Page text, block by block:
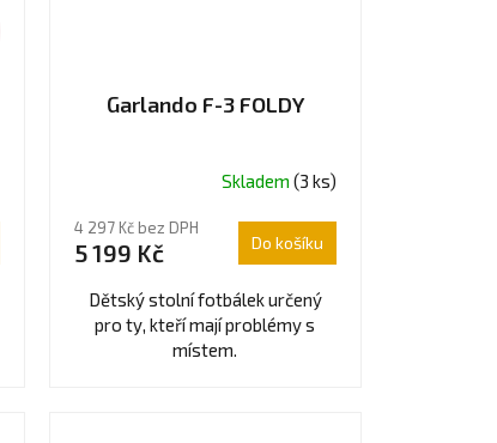
Garlando F-3 FOLDY
produktu
je
Skladem (3 ks)
4 297 Kč bez DPH
5 199 Kč Do košíku
Dětský stolní fotbálek určený
pro ty, kteří mají problémy s
místem.